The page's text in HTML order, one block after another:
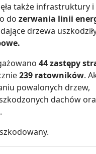
także infrastruktury i
do zerwania linii
drzewa
44 zastępy
239 ratowników.
powalonych drzew,
dachów